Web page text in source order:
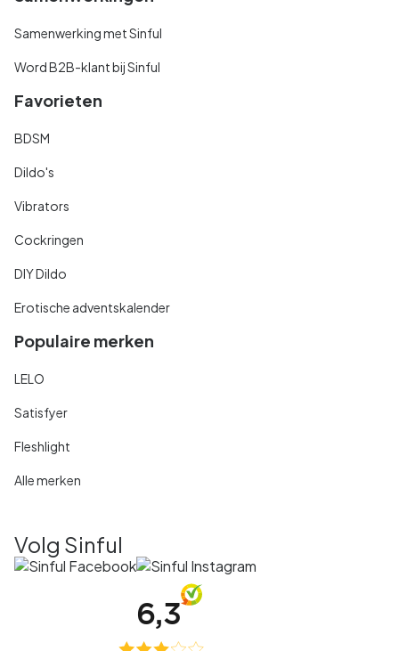
Samenwerking met Sinful
Word B2B-klant bij Sinful
Favorieten
BDSM
Dildo's
Vibrators
Cockringen
DIY Dildo
Erotische adventskalender
Populaire merken
LELO
Satisfyer
Fleshlight
Alle merken
Volg Sinful